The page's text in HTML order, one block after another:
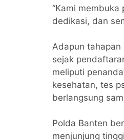
“Kami
dedikasi, dan
Adapun tahapan
sejak
meliputi
kesehatan, tes
berlangsung
Polda Banten
menjunjung